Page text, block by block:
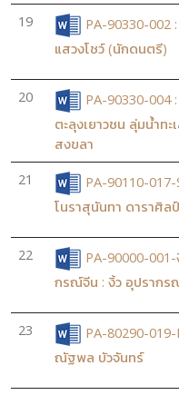
19
PA-90330-002
แสวงโชว์ (นักดนตรี)
20
PA-90330-004
ตะลุงเยาวชน ลุ่มน้ำทะ
สงขลา
21
PA-90110-
โนราสุนันทา ดาราศิลป์
22
PA-90000-
กรณ์จีน : งิ้ว อุปรากร
23
PA-80290-
ณัฐพล บัวจันทร์